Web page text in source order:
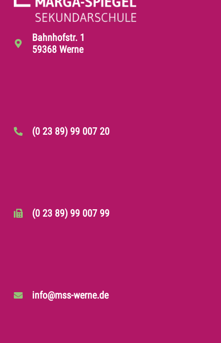
Bahnhofstr. 1
59368 Werne
(0 23 89) 99 007 20
(0 23 89) 99 007 99
info@mss-werne.de